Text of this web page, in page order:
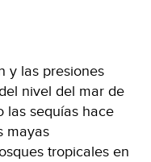
y las presiones
nivel del mar de
las sequías hace
mayas
tropicales en